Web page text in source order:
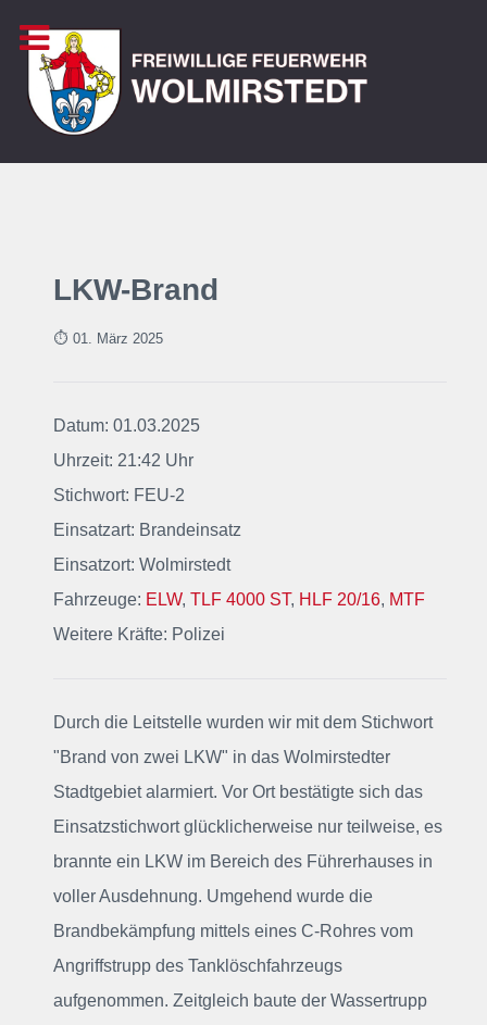
LKW-Brand
⏱ 01. März 2025
Datum: 01.03.2025
Uhrzeit: 21:42 Uhr
Stichwort: FEU-2
Einsatzart: Brandeinsatz
Einsatzort: Wolmirstedt
Fahrzeuge: ELW, TLF 4000 ST, HLF 20/16, MTF
Weitere Kräfte: Polizei
Durch die Leitstelle wurden wir mit dem Stichwort
"Brand von zwei LKW" in das Wolmirstedter
Stadtgebiet alarmiert. Vor Ort bestätigte sich das
Einsatzstichwort glücklicherweise nur teilweise, es
brannte ein LKW im Bereich des Führerhauses in
voller Ausdehnung. Umgehend wurde die
Brandbekämpfung mittels eines C-Rohres vom
Angriffstrupp des Tanklöschfahrzeugs
aufgenommen. Zeitgleich baute der Wassertrupp